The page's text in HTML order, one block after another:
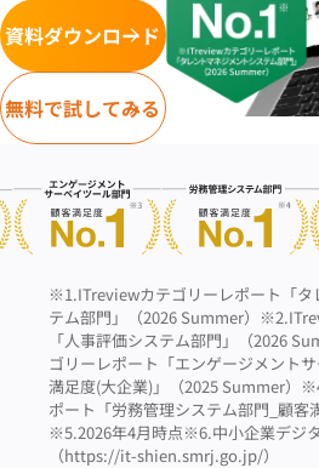
資料ダウンロード
無料で試してみる
※1.ITreviewカテゴリーレポート「タ
テム部門」（2026 Summer）
「人事評価システム部門」（2026
ゴリーレポート「エンゲージメント
満足度(大企業)」（2025 Summer）
ポート「労務管理システム部門_顧客
※5.2026年4月時点※6.中小企業デジ
（https://it-shien.smrj.go.jp/）